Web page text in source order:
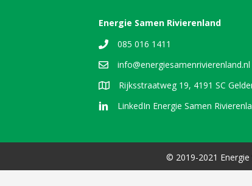
Energie Samen Rivierenland
085 016 1411
info@energiesamenrivierenland.nl
Rijksstraatweg 19, 4191 SC
LinkedIn Energie Samen
© 2019-2021